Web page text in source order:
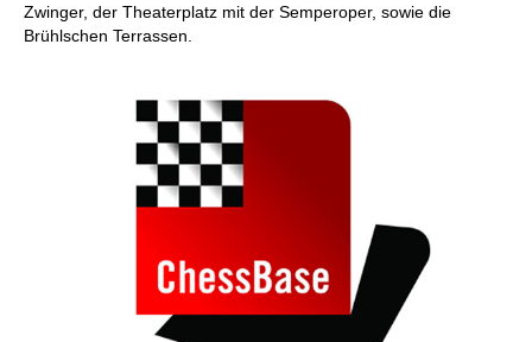
Zwinger, der Theaterplatz mit der Semperoper, sowie die
Brühlschen Terrassen.